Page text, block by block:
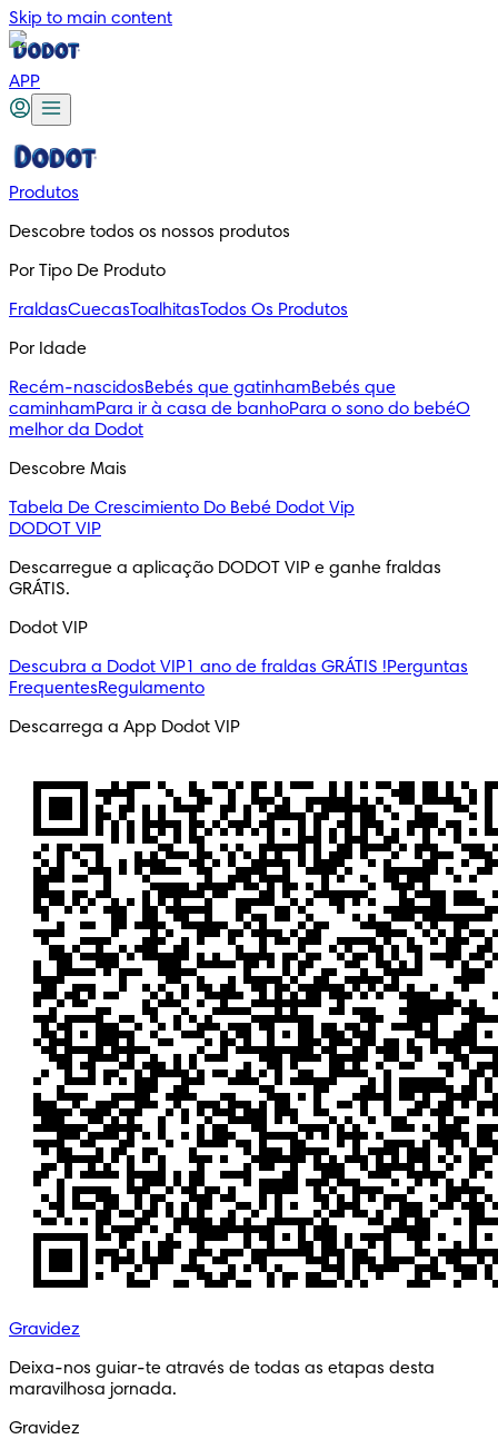
Skip to main content
APP
Produtos
Descobre todos os nossos produtos
Por Tipo De Produto
FraldasCuecasToalhitasTodos Os Produtos
Por Idade
Recém-nascidosBebés que gatinhamBebés que
caminhamPara ir à casa de banhoPara o sono do bebéO
melhor da Dodot
Descobre Mais
Tabela De Crescimiento Do Bebé Dodot Vip
DODOT VIP
Descarregue a aplicação DODOT VIP e ganhe fraldas
GRÁTIS.
Dodot VIP
Descubra a Dodot VIP1 ano de fraldas GRÁTIS !Perguntas
FrequentesRegulamento
Descarrega a App Dodot VIP
Gravidez
Deixa-nos guiar-te através de todas as etapas desta
maravilhosa jornada.
Gravidez